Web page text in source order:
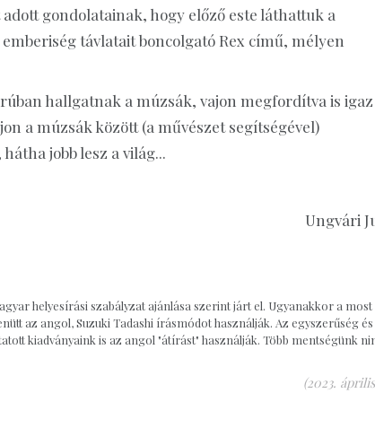
gondolatainak, hogy előző este láthattuk a
távlatait boncolgató Rex című, mélyen
hallgatnak a múzsák, vajon megfordítva is igaz
a múzsák között (a művészet segítségével)
jobb lesz a világ...
Ungvári
helyesírási szabályzat ajánlása szerint járt el. Ugyanakkor a most
az angol, Suzuki Tadashi írásmódot használják. Az egyszerűség és
kiadványaink is az angol "átírást" használják. Több mentségünk
(2023.